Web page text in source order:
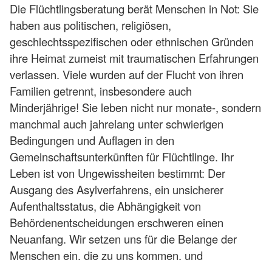
Die Flüchtlingsberatung berät Menschen in Not: Sie
haben aus politischen, religiösen,
geschlechtsspezifischen oder ethnischen Gründen
ihre Heimat zumeist mit traumatischen Erfahrungen
verlassen. Viele wurden auf der Flucht von ihren
Familien getrennt, insbesondere auch
Minderjährige! Sie leben nicht nur monate-, sondern
manchmal auch jahrelang unter schwierigen
Bedingungen und Auflagen in den
Gemeinschaftsunterkünften für Flüchtlinge. Ihr
Leben ist von Ungewissheiten bestimmt: Der
Ausgang des Asylverfahrens, ein unsicherer
Aufenthaltsstatus, die Abhängigkeit von
Behördenentscheidungen erschweren einen
Neuanfang. Wir setzen uns für die Belange der
Menschen ein, die zu uns kommen, und